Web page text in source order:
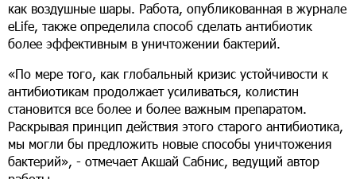
как воздушные шары. Работа, опубликованная в журнале
eLife, также определила способ сделать антибиотик
более эффективным в уничтожении бактерий.
«По мере того, как глобальный кризис устойчивости к
антибиотикам продолжает усиливаться, колистин
становится все более и более важным препаратом.
Раскрывая принцип действия этого старого антибиотика,
мы могли бы предложить новые способы уничтожения
бактерий», - отмечает Акшай Сабнис, ведущий автор